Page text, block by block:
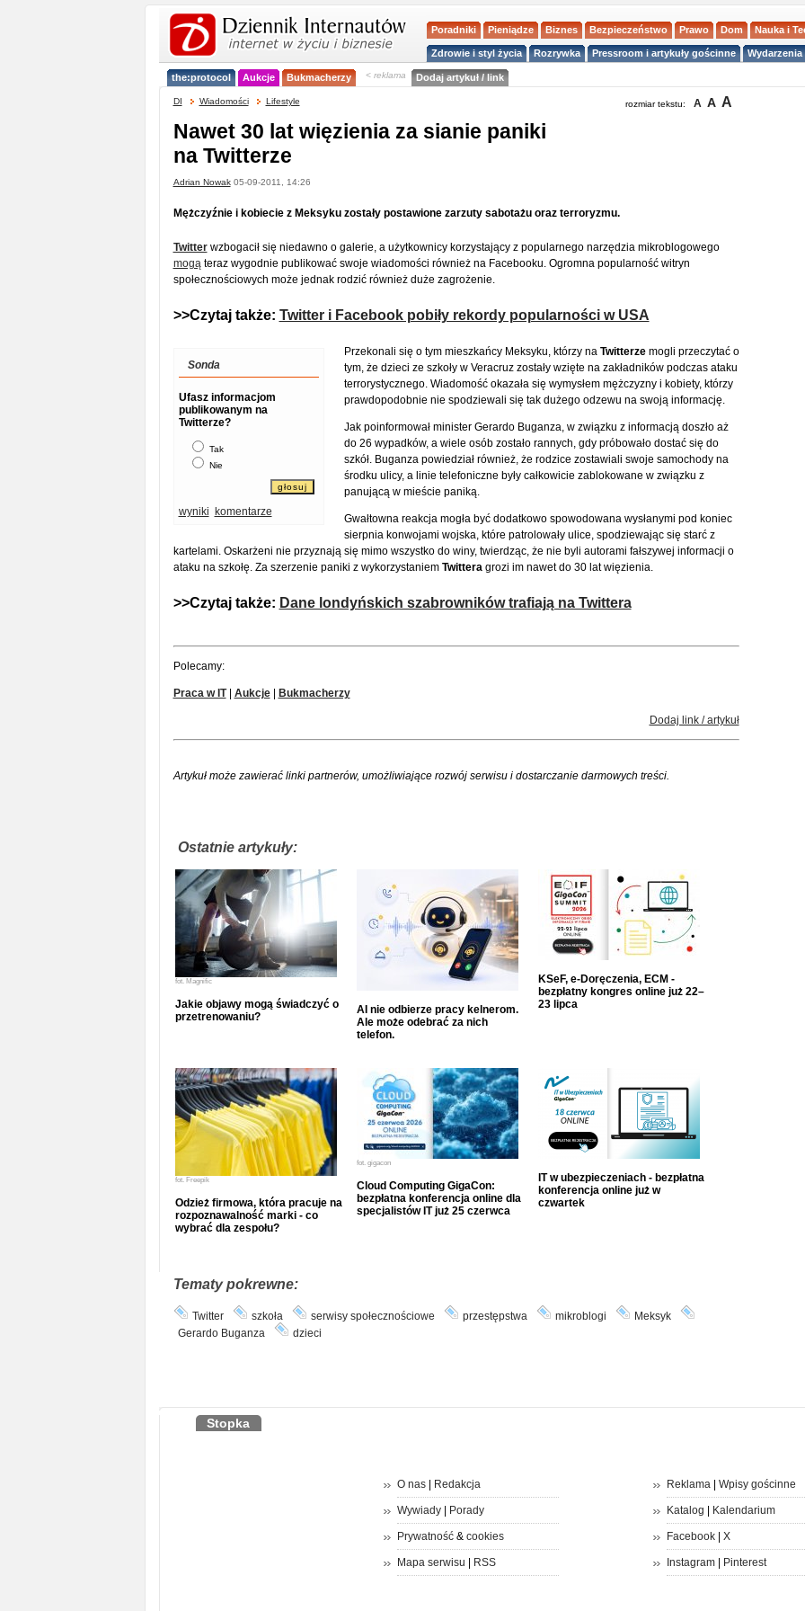
Poradniki Pieniądze Biznes Bezpieczeństwo Prawo Dom Nauka i
Zdrowie i styl życia Rozrywka Pressroom i artykuły gościnne
the:protocol Aukcje Bukmacherzy < reklama Dodaj artykuł / link
DI Wiadomości Lifestyle rozmiar tekstu: A A A
Nawet 30 lat więzienia za sianie paniki
na Twitterze
Adrian Nowak05-09-2011, 14:26
Mężczyźnie i kobiecie z Meksyku zostały postawione zarzuty sabotażu oraz terroryzmu.
Twitterwzbogacił się niedawno o galerie, a użytkownicy korzystający z popularnego narzędzia mikroblogowego
mogąteraz wygodnie publikować swoje wiadomości również na Facebooku. Ogromna popularność witryn
społecznościowych może jednak rodzić również duże zagrożenie.
>>Czytaj także: Twitter i Facebook pobiły rekordy popularności w USA
Sonda
Ufasz informacjom
publikowanym na
Twitterze?
Tak
Nie
wyniki komentarze
Przekonali się o tym mieszkańcy Meksyku, którzy na Twitterzemogli przeczytać o
tym, że dzieci ze szkoły w Veracruz zostały wzięte na zakładników podczas ataku
terrorystycznego. Wiadomość okazała się wymysłem mężczyzny i kobiety, którzy
prawdopodobnie nie spodziewali się tak dużego odzewu na swoją informację.
Jak poinformował minister Gerardo Buganza, w związku z informacją doszło aż
do 26 wypadków, a wiele osób zostało rannych, gdy próbowało dostać się do
szkół. Buganza powiedział również, że rodzice zostawiali swoje samochody na
środku ulicy, a linie telefoniczne były całkowicie zablokowane w związku z
panującą w mieście paniką.
Gwałtowna reakcja mogła być dodatkowo spowodowana wysłanymi pod koniec
sierpnia konwojami wojska, które patrolowały ulice, spodziewając się starć z
kartelami. Oskarżeni nie przyznają się mimo wszystko do winy, twierdząc, że nie byli autorami fałszywej informacji o
ataku na szkołę. Za szerzenie paniki z wykorzystaniem Twitteragrozi im nawet do 30 lat więzienia.
>>Czytaj także: Dane londyńskich szabrowników trafiają na Twittera
Polecamy:
Praca w IT| Aukcje| Bukmacherzy
Dodaj link / artykuł
Artykuł może zawierać linki partnerów, umożliwiające rozwój serwisu i dostarczanie darmowych treści.
Ostatnie artykuły:
fot. Magnific
Jakie objawy mogą świadczyć o
przetrenowaniu?
AI nie odbierze pracy kelnerom.
Ale może odebrać za nich
telefon.
KSeF, e-Doręczenia, ECM -
bezpłatny kongres online już 22–
23 lipca
fot. Freepik
Odzież firmowa, która pracuje na
rozpoznawalność marki - co
wybrać dla zespołu?
fot. gigacon
Cloud Computing GigaCon:
bezpłatna konferencja online dla
specjalistów IT już 25 czerwca
IT w ubezpieczeniach - bezpłatna
konferencja online już w
czwartek
Tematy pokrewne:
Twitter szkoła serwisy społecznościowe przestępstwa mikroblogi
Meksyk
Gerardo Buganza
dzieci
Stopka
O nas| Redakcja
Wywiady| Porady
Prywatność& cookies
Mapa serwisu RSS
Reklama| Wpisy gościnne
Katalog Kalendarium
Facebook| X
Instagram| Pinterest